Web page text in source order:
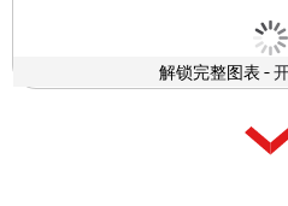
解锁完整图表 -